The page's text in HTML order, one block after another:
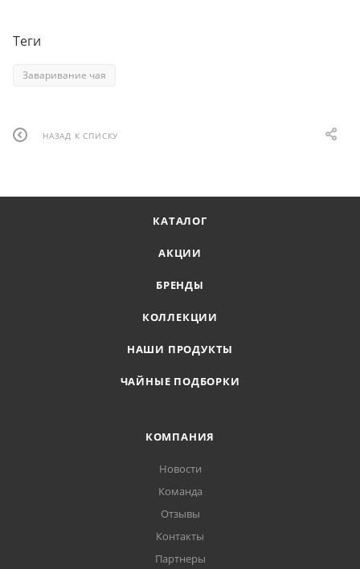
Теги
Заваривание чая
НАЗАД К СПИСКУ
КАТАЛОГ
АКЦИИ
БРЕНДЫ
КОЛЛЕКЦИИ
НАШИ ПРОДУКТЫ
ЧАЙНЫЕ ПОДБОРКИ
КОМПАНИЯ
Новости
Команда
Отзывы
Контакты
Партнеры